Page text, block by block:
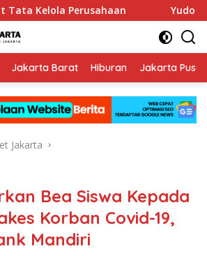
Perusahaan Yudo
Jakarta Barat Hiburan Jakarta Pusat
Jakarta
Bea Siswa Kepada
Korban Covid-19,
Mandiri